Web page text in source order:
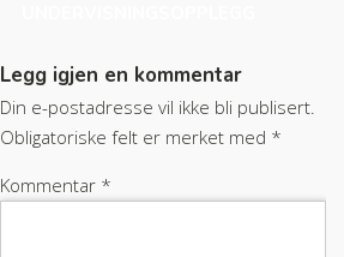
Legg igjen en kommentar
Din e-postadresse vil ikke bli publisert.
Obligatoriske felt er merket med *
Kommentar *